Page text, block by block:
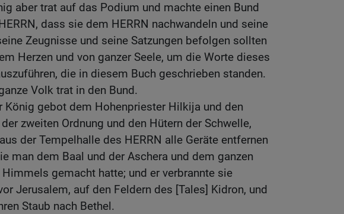
aber trat auf das Podium und machte einen Bund
dass sie dem HERRN nachwandeln und seine
Zeugnisse und seine Satzungen befolgen sollten
Herzen und von ganzer Seele, um die Worte dieses
die in diesem Buch geschrieben standen.
Volk trat in den Bund.
König gebot dem Hohenpriester Hilkija und den
zweiten Ordnung und den Hütern der Schwelle,
der Tempelhalle des HERRN alle Geräte entfernen
man dem Baal und der Aschera und dem ganzen
Himmels gemacht hatte; und er verbrannte sie
Jerusalem, auf den Feldern des [Tales] Kidron, und
Staub nach Bethel.